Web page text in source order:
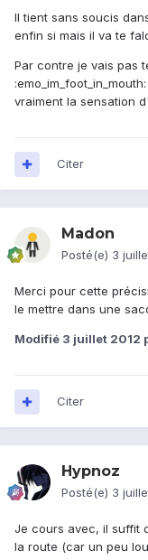
Il tient sans soucis
enfin si mais il va te
Par contre je vais pas
vraiment la sensation
Citer
Madon
Posté(e) 3
Merci pour cette
le mettre dans une
Modifié 3 juillet 2012
Citer
Hypnoz
Posté(e) 3
Je cours avec, il suffit
la route (car un peu